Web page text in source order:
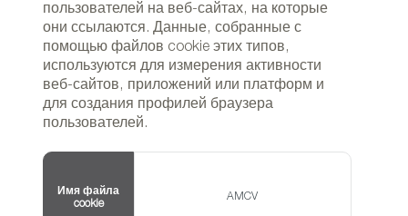
пользователей на веб-сайтах, на которые
они ссылаются. Данные, собранные с
помощью файлов cookie этих типов,
используются для измерения активности
веб-сайтов, приложений или платформ и
для создания профилей браузера
пользователей.
Имя файла
cookie
AMCV